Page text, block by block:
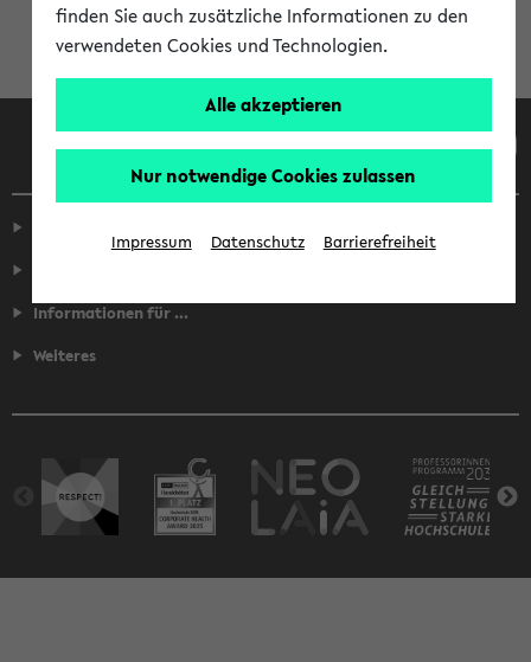
Informationen für ...
Weiteres
finden Sie auch zusätzliche Informationen zu den
verwendeten Cookies und Technologien.
Alle akzeptieren
Nur notwendige Cookies zulassen
Impressum Datenschutz Barrierefreiheit